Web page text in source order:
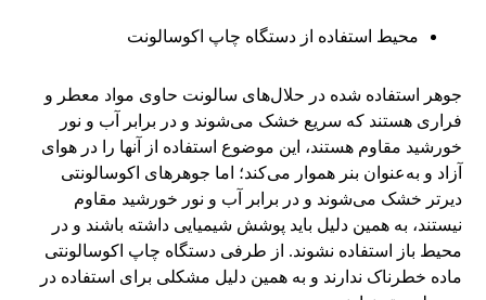
محیط استفاده از دستگاه چاپ اکوسالونت
جوهر استفاده شده در حلال‌های سالونت حاوی مواد معطر و
فراری هستند که سریع خشک می‌شوند و در برابر آب و نور
خورشید مقاوم هستند، این موضوع استفاده از آنها را در هوای
آزاد و به‌عنوان بنر هموار می‌کند؛ اما جوهرهای اکوسالونتی
دیرتر خشک می‌شوند و در برابر آب و نور خورشید مقاوم
نیستند، به همین دلیل باید پوشش شیمیایی داشته باشند و در
محیط باز استفاده نشوند. از طرفی دستگاه چاپ اکوسالونتی
ماده خطرناک ندارند و به همین دلیل مشکلی برای استفاده در